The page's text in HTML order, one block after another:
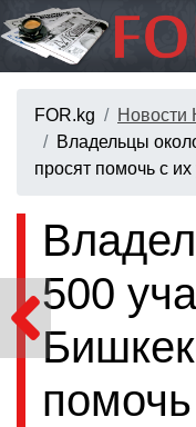
FOR.kg
Новости
Владельцы
просят помочь с
500